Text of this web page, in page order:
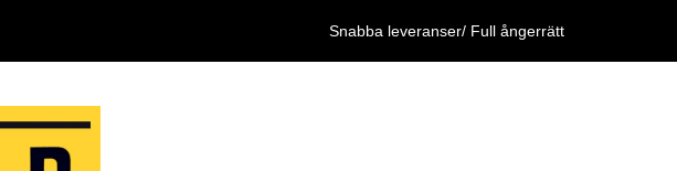
Snabba leveranser/ Full ångerrätt